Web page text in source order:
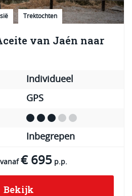
Trektochten
van Jaén naar
Individueel
GPS
Inbegrepen
€ 695p.p.
Bekijk